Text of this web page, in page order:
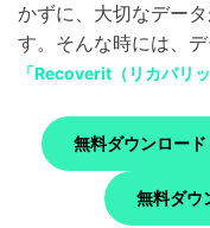
かずに、大切なデー
す。そんな時には、
「Recoverit（リカバリッ
無料ダウンロー
無料ダウ